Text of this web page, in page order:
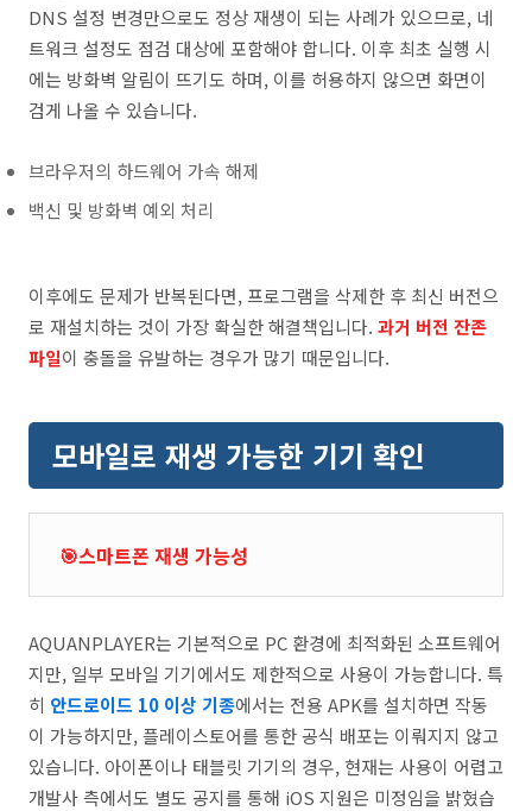
DNS 설정 변경만으로도 정상 재생이 되는 사례가 있으므로, 네
트워크 설정도 점검 대상에 포함해야 합니다. 이후 최초 실행 시
에는 방화벽 알림이 뜨기도 하며, 이를 허용하지 않으면 화면이
검게 나올 수 있습니다.
브라우저의 하드웨어 가속 해제
백신 및 방화벽 예외 처리
이후에도 문제가 반복된다면, 프로그램을 삭제한 후 최신 버전으
로 재설치하는 것이 가장 확실한 해결책입니다. 과거 버전 잔존
파일이 충돌을 유발하는 경우가 많기 때문입니다.
모바일로 재생 가능한 기기 확인
🎯스마트폰 재생 가능성
AQUANPLAYER는 기본적으로 PC 환경에 최적화된 소프트웨어
지만, 일부 모바일 기기에서도 제한적으로 사용이 가능합니다. 특
히 안드로이드 10 이상 기종에서는 전용 APK를 설치하면 작동
이 가능하지만, 플레이스토어를 통한 공식 배포는 이뤄지지 않고
있습니다. 아이폰이나 태블릿 기기의 경우, 현재는 사용이 어렵고
개발사 측에서도 별도 공지를 통해 iOS 지원은 미정임을 밝혔습